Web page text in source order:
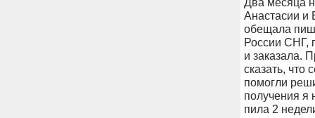
Анастасии и
обещала
России СНГ,
и заказала.
сказать,
помогли
получения я
пила 2